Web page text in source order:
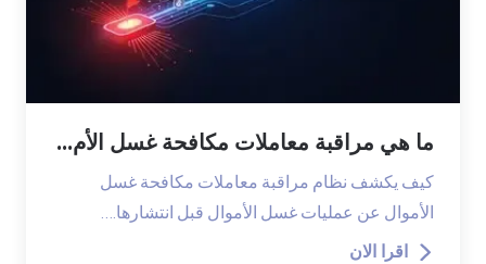
ما هي مراقبة معاملات مكافحة غسل الأم...
كيف يكشف نظام مراقبة معاملات مكافحة غسل
الأموال عن عمليات غسل الأموال قبل انتشارها.…
اقرا الان